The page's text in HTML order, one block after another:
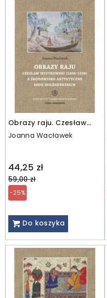
Obrazy raju. Czesław
Mystkowski (1898-1938)
a środowisko
Joanna Wacławek
44,25 zł
Regular
price
59,00 zł
-25%
Do koszyka